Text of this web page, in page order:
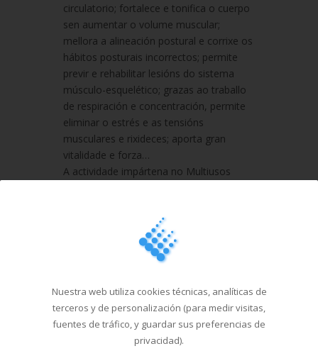
circulatorio; fortalece e tonifica o cuerpo
sen aumentar o volume muscular;
mellora a alineación postural e corrixe os
hábitos posturais incorrectos; permite
previr e rehabilitar lesións do sistema
músculo-esquelético; grazas ao traballo
de respiración e concentración, permite
eliminar o estrés e as tensións
musculares e rixideces; aporta gran
vitalidade e forza…
A actividade impártena no Multiusos
España e internacionais (PMA), e poden
asistir tanto os abonados de ambos
complexos como non abonados. Os
relación a outras instalacións.
Noticias Relacionadas
Nuestra web utiliza cookies técnicas, analíticas de
terceros y de personalización (para medir visitas,
fuentes de tráfico, y guardar sus preferencias de
privacidad).